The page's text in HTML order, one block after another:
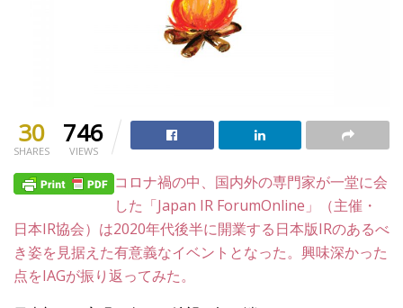
30
SHARES
746
VIEWS
コロナ禍の中、国内外の専門家が一堂に会
した「Japan IR ForumOnline」（主催・
日本IR協会）は2020年代後半に開業する日本版IRのあるべ
き姿を見据えた有意義なイベントとなった。興味深かった
点をIAGが振り返ってみた。